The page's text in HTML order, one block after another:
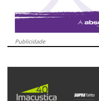
Publicidade